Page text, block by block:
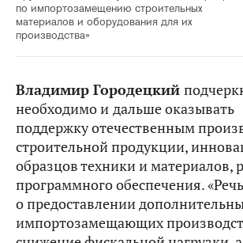
по импортозамещению строительных
материалов и оборудования для их
производства»
Владимир Городецкий
необходимо и дальше оказывать
поддержку отечественным
строительной продукции,
образцов техники и материалов,
программного обеспечения.
о предоставлении
импортозамещающих